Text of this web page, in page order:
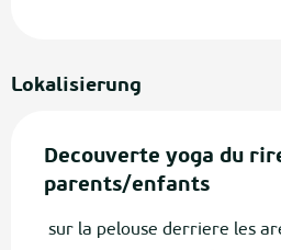
Lokalisierung
Decouverte yoga du
parents/enfants
sur la pelouse derriere les